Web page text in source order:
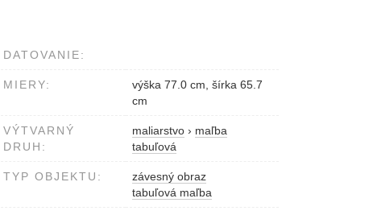
DATOVANIE:
MIERY:
výška 77.0 cm, šírka 65.7
cm
VÝTVARNÝ
DRUH:
maliarstvo › maľba
tabuľová
TYP OBJEKTU:
závesný obraz
tabuľová maľba